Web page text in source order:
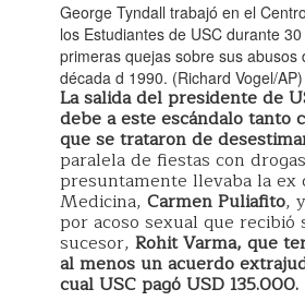
George Tyndall trabajó en el
los Estudiantes de USC durante
primeras quejas sobre sus abusos
década d 1990. (Richard Vogel/AP)
La salida del presidente de
debe a este escándalo tanto
que se trataron de
paralela de fiestas con
presuntamente llevaba la ex
Medicina, Carmen Puliafito,
por acoso sexual que recibió
sucesor, Rohit Varma, que
al menos un acuerdo
cual USC pagó USD 135.000.